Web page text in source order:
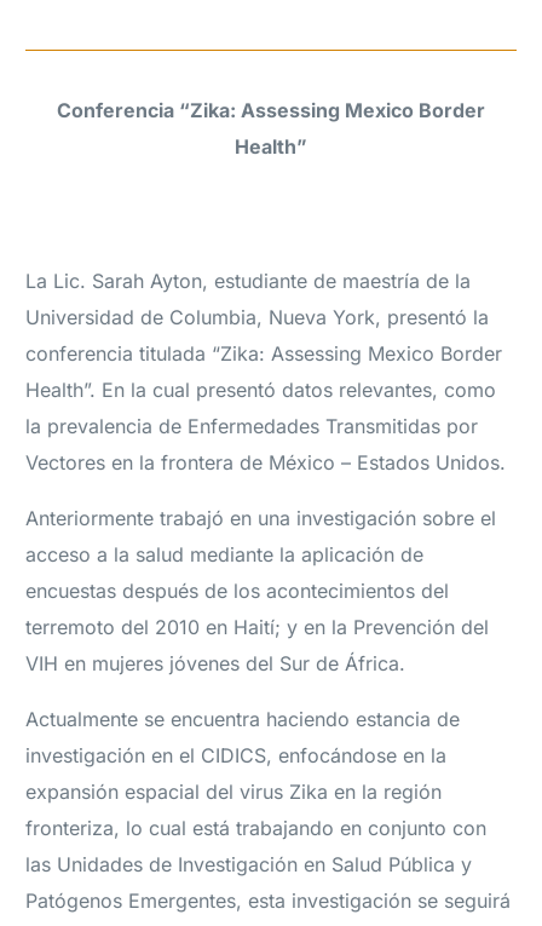
Conferencia “Zika: Assessing Mexico Border
Health”
La Lic. Sarah Ayton, estudiante de maestría de la
Universidad de Columbia, Nueva York, presentó la
conferencia titulada “Zika: Assessing Mexico Border
Health”. En la cual presentó datos relevantes, como
la prevalencia de Enfermedades Transmitidas por
Vectores en la frontera de México – Estados Unidos.
Anteriormente trabajó en una investigación sobre el
acceso a la salud mediante la aplicación de
encuestas después de los acontecimientos del
terremoto del 2010 en Haití; y en la Prevención del
VIH en mujeres jóvenes del Sur de África.
Actualmente se encuentra haciendo estancia de
investigación en el CIDICS, enfocándose en la
expansión espacial del virus Zika en la región
fronteriza, lo cual está trabajando en conjunto con
las Unidades de Investigación en Salud Pública y
Patógenos Emergentes, esta investigación se seguirá